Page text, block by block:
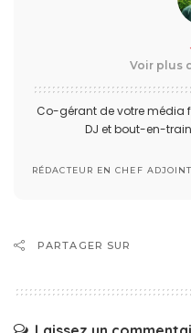
Voir plus
Co-gérant de votre média
DJ et bout-en-
RÉDACTEUR EN CHEF ADJOINT
PARTAGER SUR